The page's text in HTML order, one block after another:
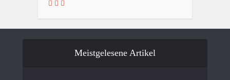
Meistgelesene Artikel